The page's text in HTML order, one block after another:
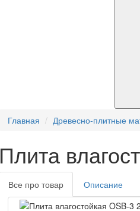
Главная Древесно-плитные
Плита
Все про товар Описание